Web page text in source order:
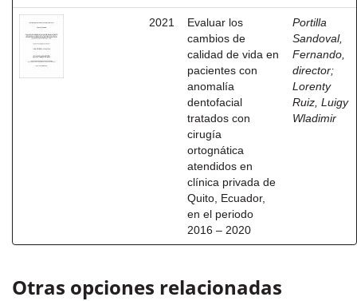
2021
Evaluar los
cambios de
calidad de vida en
pacientes con
anomalía
dentofacial
tratados con
cirugía
ortognática
atendidos en
clínica privada de
Quito, Ecuador,
en el periodo
2016 – 2020
Portilla
Sandoval,
Fernando,
director;
Lorenty
Ruiz, Luigy
Wladimir
Otras opciones relacionadas